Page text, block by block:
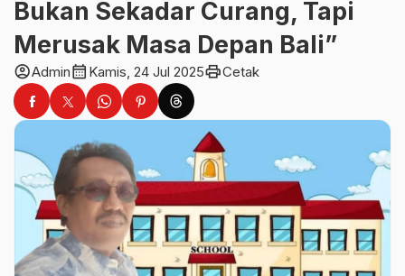
Bukan Sekadar Curang, Tapi
Merusak Masa Depan Bali”
account_circleAdmincalendar_month Kamis, 24 Jul 2025printCetak